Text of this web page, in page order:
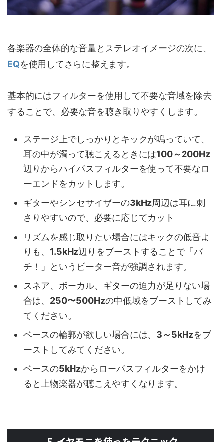
各楽器の全体的な音量とステレオイメージの次に、
EQを使用してさらに整えます。
基本的にはフィルターを使用して不要な音域を除去
することで、必要な音を聴き取りやすくします。
ステージ上でしっかりとキックが鳴っていて、
耳の中が濁って聴こえるときには100～200Hz
辺りからハイパスフィルターを使って不要なロ
ーエンドをカットします。
ギターやシンセサイザーの3kHz周辺は耳に刺
さりやすいので、必要に応じてカット
リズムを感じ取りたい場合にはキックの低音よ
りも、 1.5kHz辺りをブーストすることで「バ
チ！」というビーター音が強調されます。
スネア、ボーカル、ギターの迫力が足りない場
合は、 250〜500Hzの中低域をブーストしてみ
てください。
ベースの輪郭が欲しい場合には、 3～5kHzをブ
ーストしてみてください。
ベースの5kHzからローパスフィルターをかけ
ると上物楽器が聴こえやすくなります。